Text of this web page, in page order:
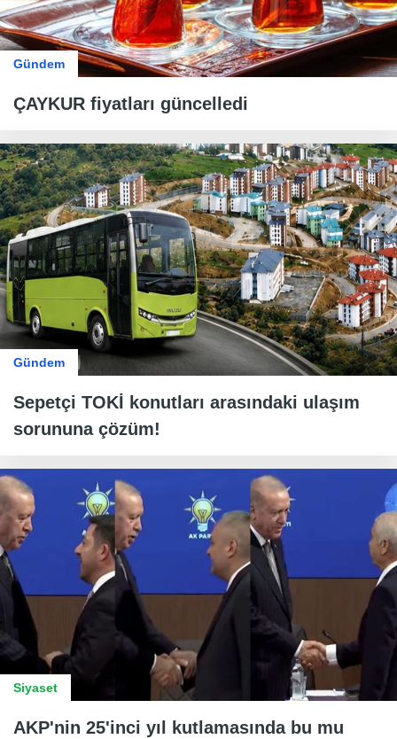
Gündem
ÇAYKUR fiyatları güncelledi
Gündem
Sepetçi TOKİ konutları arasındaki ulaşım
sorununa çözüm!
Siyaset
AKP'nin 25'inci yıl kutlamasında bu mu